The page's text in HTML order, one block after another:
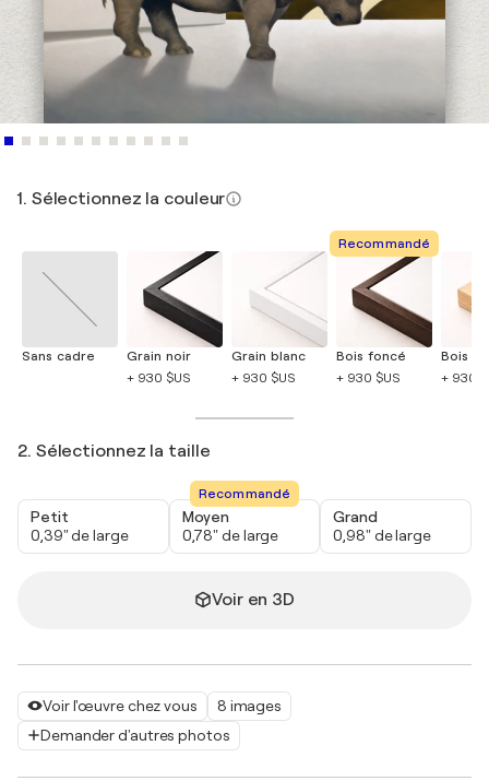
Voir l'œuvre chez vous
8 images
Demander d'autres photos
1. Sélectionnez la couleur
Sans cadre
Grain noir
+ 930 $US
Grain blanc
+ 930 $US
Recommandé
Bois foncé
+ 930 $US
Bois
+ 930
2. Sélectionnez la taille
Petit
0,39" de large
Recommandé
Moyen
0,78" de large
Grand
0,98" de large
Voir en 3D